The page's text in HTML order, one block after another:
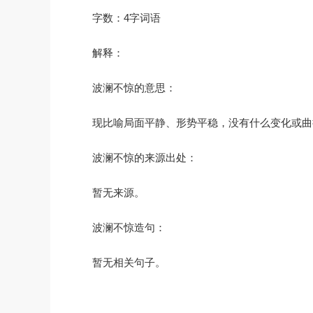
字数：4字词语
解释：
波澜不惊的意思：
现比喻局面平静、形势平稳，没有什么变化或
波澜不惊的来源出处：
暂无来源。
波澜不惊造句：
暂无相关句子。